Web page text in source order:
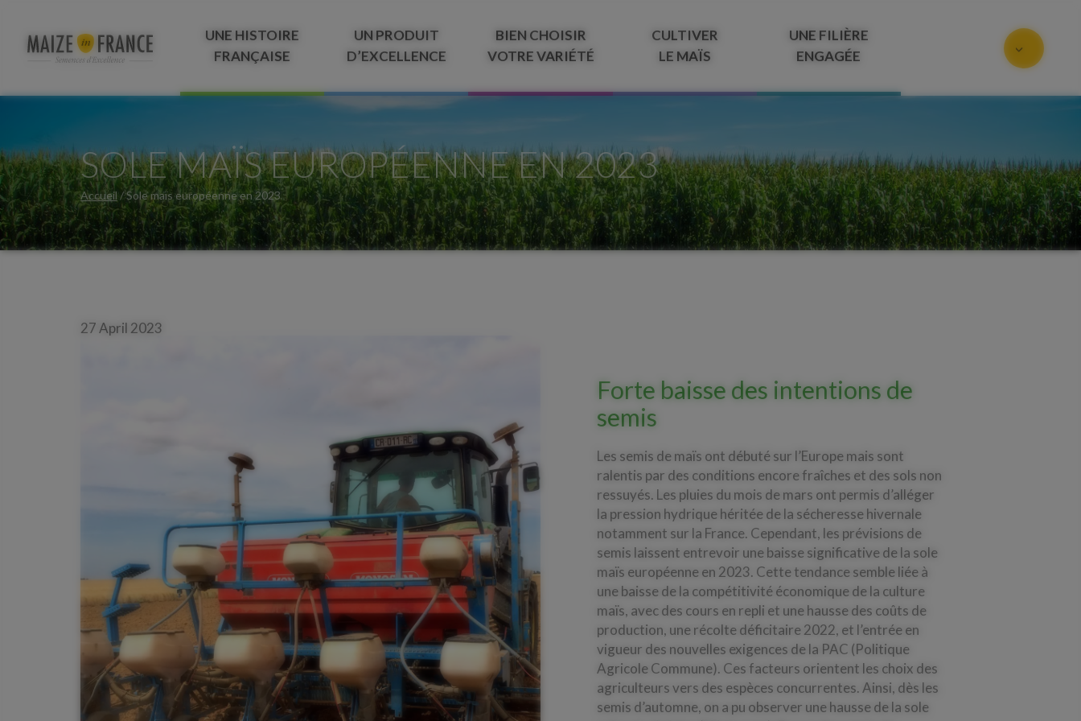
UNE HISTOIRE
FRANÇAISE
UN PRODUIT
D’EXCELLENCE
BIEN CHOISIR
VOTRE VARIÉTÉ
CULTIVER
LE MAÏS
UNE FILIÈRE
ENGAGÉE
SOLE MAÏS EUROPÉENNE EN 2023
Accueil /Sole maïs européenne en 2023
27 April 2023
Forte baisse des intentions de
semis
Les semis de maïs ont débuté sur l’Europe mais sont
ralentis par des conditions encore fraîches et des sols non
ressuyés. Les pluies du mois de mars ont permis d’alléger
la pression hydrique héritée de la sécheresse hivernale
notamment sur la France. Cependant, les prévisions de
semis laissent entrevoir une baisse significative de la sole
maïs européenne en 2023. Cette tendance semble liée à
une baisse de la compétitivité économique de la culture
maïs, avec des cours en repli et une hausse des coûts de
production, une récolte déficitaire 2022, et l’entrée en
vigueur des nouvelles exigences de la PAC (Politique
Agricole Commune). Ces facteurs orientent les choix des
agriculteurs vers des espèces concurrentes. Ainsi, dès les
semis d’automne, on a pu observer une hausse de la sole